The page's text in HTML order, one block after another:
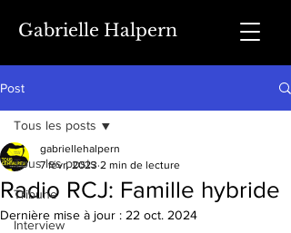
Gabrielle Halpern
Post
Tous les posts
Tribune
Interview
Tous les posts
Radio RCJ: Famille hybride
gabriellehalpern
7 févr. 2023 2 min de lecture
Dernière mise à jour : 22 oct. 2024